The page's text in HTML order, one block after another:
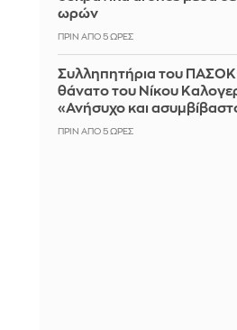
ωρών
ΠΡΙΝ ΑΠΌ 5 ΏΡΕΣ
Συλληπητήρια του ΠΑΣΟΚ
θάνατο του Νίκου
«Ανήσυχο και
ΠΡΙΝ ΑΠΌ 5 ΏΡΕΣ